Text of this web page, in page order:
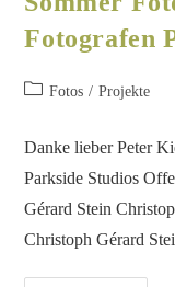
Fotografen
Fotos / Projekte
Danke lieber Peter
Parkside Studios
Gérard Stein
Christoph Gérard